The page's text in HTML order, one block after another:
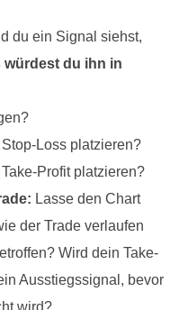
du ein Signal siehst,
würdest du ihn in
Loss platzieren?
Profit platzieren?
Lasse den Chart
der Trade verlaufen
Wird dein Take-
Ausstiegssignal, bevor
wird?